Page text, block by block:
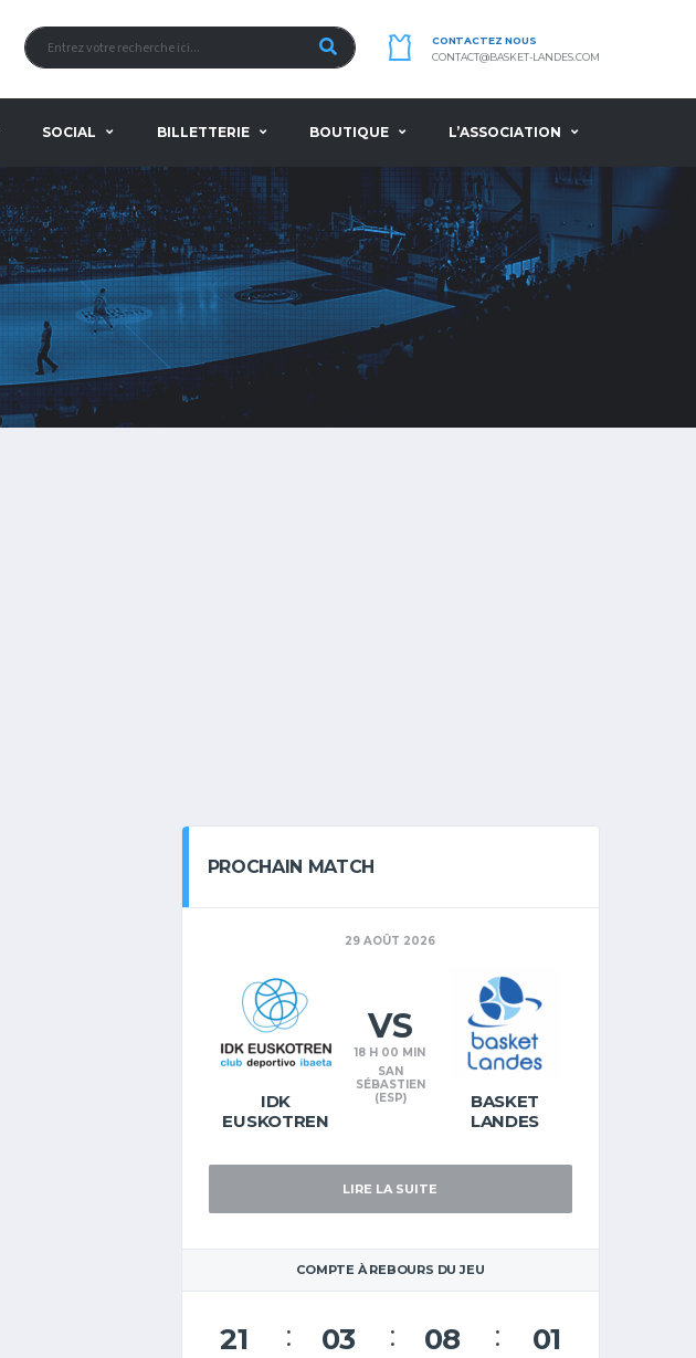
CONTACTEZ NOUS
CONTACT@BASKET-LANDES.COM
SOCIAL BILLETTERIE BOUTIQUE L’ASSOCIATION
PROCHAIN MATCH
29 AOÛT 2026
IDK
EUSKOTREN
BASKET
LANDES
VS
18 H 00 MIN
SAN
SÉBASTIEN
(ESP)
LIRE LA SUITE
COMPTE À REBOURS DU JEU
21 03 08 00